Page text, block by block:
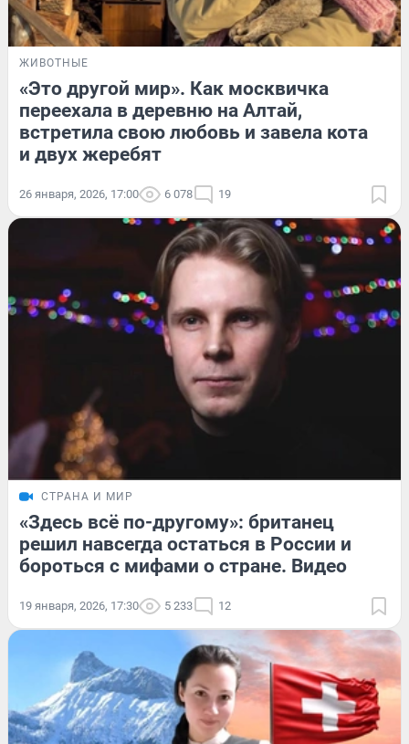
ЖИВОТНЫЕ
«Это другой мир». Как москвичка
переехала в деревню на Алтай,
встретила свою любовь и завела кота
и двух жеребят
26 января, 2026, 17:00 6 078 19
СТРАНА И МИР
«Здесь всё по-другому»: британец
решил навсегда остаться в России и
бороться с мифами о стране. Видео
19 января, 2026, 17:30 5 233 12